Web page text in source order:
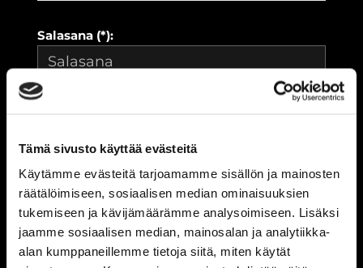
Tämä sivusto käyttää evästeitä
Käytämme evästeitä tarjoamamme sisällön ja mainosten
räätälöimiseen, sosiaalisen median ominaisuuksien
tukemiseen ja kävijämäärämme analysoimiseen. Lisäksi
jaamme sosiaalisen median, mainosalan ja analytiikka-
alan kumppaneillemme tietoja siitä, miten käytät
Salasana (*):
Vahvista salasana (*):
YHTEYSTIEDOT
Katuosoite (*):